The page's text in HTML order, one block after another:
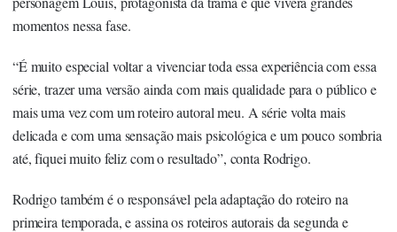
momentos nessa fase.
“É muito especial voltar a vivenciar toda essa experiência com essa
série, trazer uma versão ainda com mais qualidade para o público e
mais uma vez com um roteiro autoral meu. A série volta mais
delicada e com uma sensação mais psicológica e um pouco sombria
até, fiquei muito feliz com o resultado”, conta Rodrigo.
Rodrigo também é o responsável pela adaptação do roteiro na
primeira temporada, e assina os roteiros autorais da segunda e